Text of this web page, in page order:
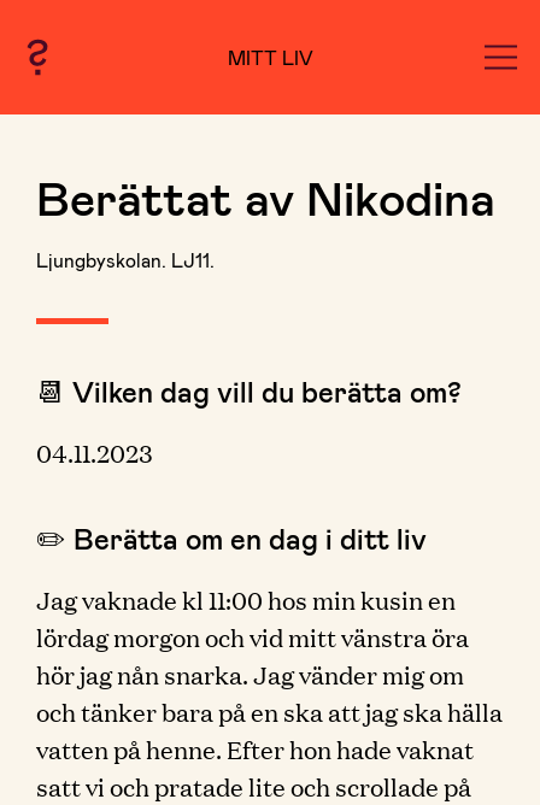
MITT LIV
Berättat av Nikodina
Ljungbyskolan. LJ11.
📆 Vilken dag vill du berätta om?
04.11.2023
✏️ Berätta om en dag i ditt liv
Jag vaknade kl 11:00 hos min kusin en
lördag morgon och vid mitt vänstra öra
hör jag nån snarka. Jag vänder mig om
och tänker bara på en ska att jag ska hälla
vatten på henne. Efter hon hade vaknat
satt vi och pratade lite och scrollade på